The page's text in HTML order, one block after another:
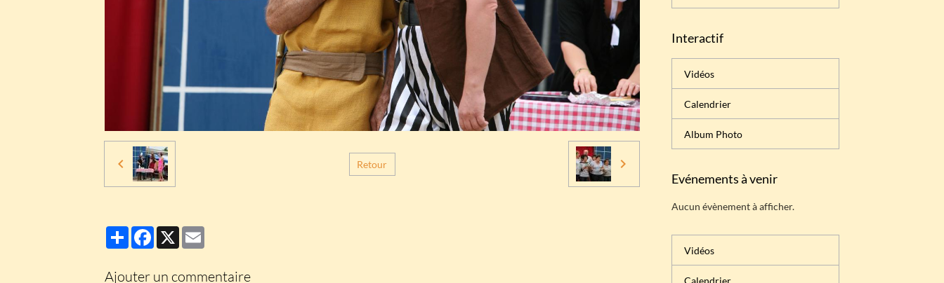
Retour
PartagerFacebook
X
Ajouter un commentaire
Interactif
Vidéos
Calendrier
Album Photo
Evénements à venir
Aucun évènement à afficher.
Vidéos
Calendrier